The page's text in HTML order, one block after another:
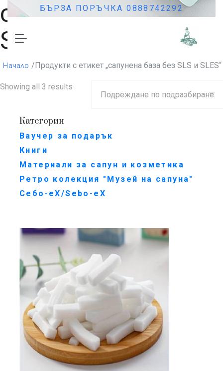
БЪРЗА ПОРЪЧКА 0888742292
сапунена база без
SLS и SLES
Начало /Продукти с етикет „сапунена база без SLS и SLES“
Showing all 3 results
Категории
Ваучер за подарък
Книги
Материали за сапун и козметика
Ретро колекция "Музей на сапуна"
Себо-еХ/Sebo-eX